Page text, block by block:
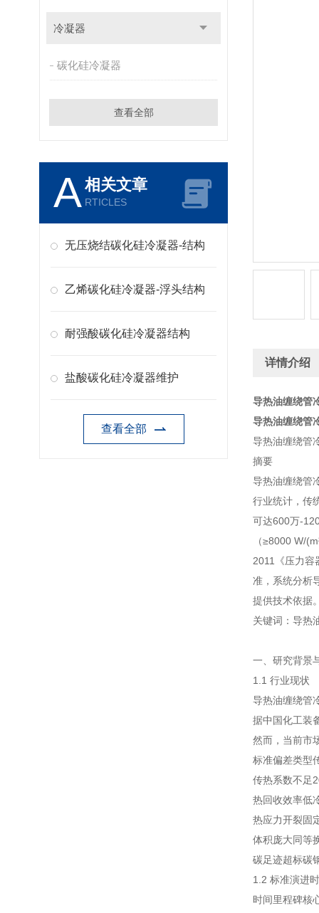
冷凝器
碳化硅冷凝器
查看全部
A相关文章
RTICLES
无压烧结碳化硅冷凝器-结构
乙烯碳化硅冷凝器-浮头结构
耐强酸碳化硅冷凝器结构
盐酸碳化硅冷凝器维护
查看全部
详情介绍
导热油缠绕管
导热油缠绕管
导热油缠绕管
摘要
导热油缠绕管
行业统计，传
可达600万-
（≥8000 W/
2011《压力
准，系统分析
提供技术依据
关键词：导热
一、研究背景
1.1 行业现状
导热油缠绕管
据中国化工装
然而，当前市
标准偏差类型
传热系数不足
热回收效率低
热应力开裂固
体积庞大同等
碳足迹超标碳
1.2 标准演进
时间里程碑核